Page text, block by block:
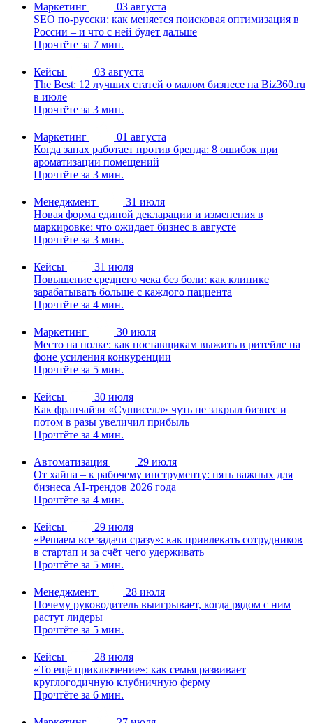
Маркетинг
03 августа
SEO по-русски: как меняется поисковая оптимизация в
России – и что с ней будет дальше
Прочтёте за 7 мин.
Кейсы
03 августа
The Best: 12 лучших статей о малом бизнесе на Biz360.ru
в июле
Прочтёте за 3 мин.
Маркетинг
01 августа
Когда запах работает против бренда: 8 ошибок при
ароматизации помещений
Прочтёте за 3 мин.
Менеджмент
31 июля
Новая форма единой декларации и изменения в
маркировке: что ожидает бизнес в августе
Прочтёте за 3 мин.
Кейсы
31 июля
Повышение среднего чека без боли: как клинике
зарабатывать больше с каждого пациента
Прочтёте за 4 мин.
Маркетинг
30 июля
Место на полке: как поставщикам выжить в ритейле на
фоне усиления конкуренции
Прочтёте за 5 мин.
Кейсы
30 июля
Как франчайзи «Сушиселл» чуть не закрыл бизнес и
потом в разы увеличил прибыль
Прочтёте за 4 мин.
Автоматизация
29 июля
От хайпа – к рабочему инструменту: пять важных для
бизнеса AI-трендов 2026 года
Прочтёте за 4 мин.
Кейсы
29 июля
«Решаем все задачи сразу»: как привлекать сотрудников
в стартап и за счёт чего удерживать
Прочтёте за 5 мин.
Менеджмент
28 июля
Почему руководитель выигрывает, когда рядом с ним
растут лидеры
Прочтёте за 5 мин.
Кейсы
28 июля
«То ещё приключение»: как семья развивает
круглогодичную клубничную ферму
Прочтёте за 6 мин.